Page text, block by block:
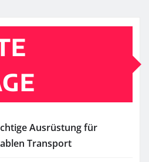
Ausrüstung für
Transport